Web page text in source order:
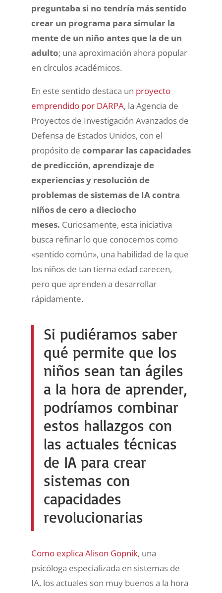
preguntaba si no tendría más sentido
crear un programa para simular la
mente de un niño antes que la de un
adulto; una aproximación ahora popular
en círculos académicos.
En este sentido destaca un proyecto
emprendido por DARPA, la Agencia de
Proyectos de Investigación Avanzados de
Defensa de Estados Unidos, con el
propósito de comparar las capacidades
de predicción, aprendizaje de
experiencias y resolución de
problemas de sistemas de IA contra
niños de cero a dieciocho
meses. Curiosamente, esta iniciativa
busca refinar lo que conocemos como
«sentido común», una habilidad de la que
los niños de tan tierna edad carecen,
pero que aprenden a desarrollar
rápidamente.
Si pudiéramos saber
qué permite que los
niños sean tan ágiles
a la hora de aprender,
podríamos combinar
estos hallazgos con
las actuales técnicas
de IA para crear
sistemas con
capacidades
revolucionarias
Como explica Alison Gopnik, una
psicóloga especializada en sistemas de
IA, los actuales son muy buenos a la hora